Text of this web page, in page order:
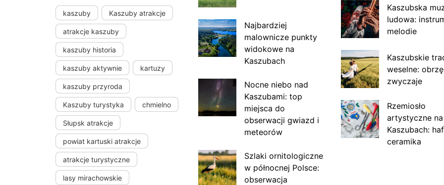
kaszuby Kaszuby atrakcje
atrakcje kaszuby
kaszuby historia
kaszuby aktywnie kartuzy
kaszuby przyroda
Kaszuby turystyka chmielno
Słupsk atrakcje
powiat kartuski atrakcje
atrakcje turystyczne
lasy mirachowskie
Najbardziej
malownicze punkty
widokowe na
Kaszubach
Nocne niebo nad
Kaszubami: top
miejsca do
obserwacji gwiazd i
meteorów
Szlaki ornitologiczne
w północnej Polsce:
obserwacja
Kaszubska
ludowa:
melodie
Kaszubskie
weselne:
zwyczaje
Rzemiosło
artystyczne na
Kaszubach:
ceramika